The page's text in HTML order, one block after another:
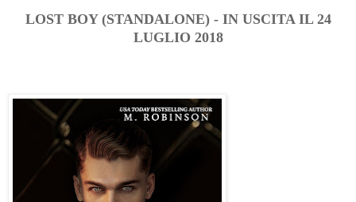
LOST BOY (STANDALONE) - IN USCITA IL 24
LUGLIO 2018